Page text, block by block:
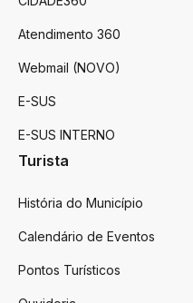
Atendimento 360
Webmail (NOVO)
E-SUS
E-SUS INTERNO
Turista
História do Município
Calendário de Eventos
Pontos Turísticos